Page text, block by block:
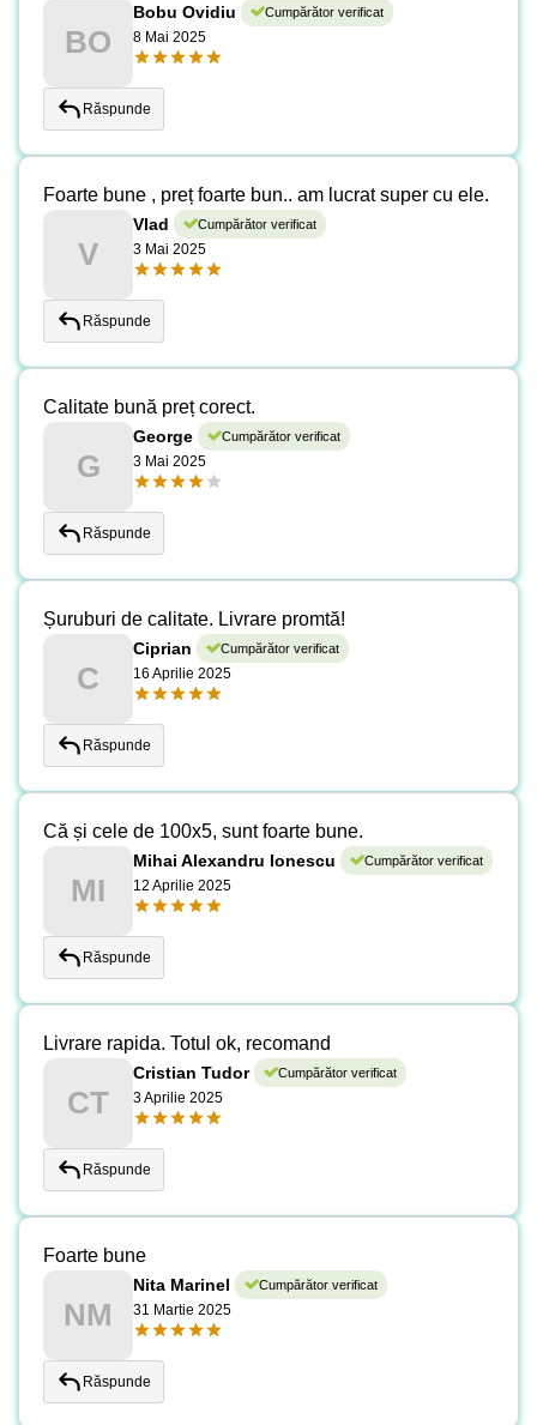
BO
Bobu Ovidiu Cumpărător verificat
8 Mai 2025
Răspunde
V
Vlad Cumpărător verificat
3 Mai 2025
Foarte bune , preț foarte bun.. am lucrat super cu ele.
Răspunde
G
George Cumpărător verificat
3 Mai 2025
Calitate bună preț corect.
Răspunde
C
Ciprian Cumpărător verificat
16 Aprilie 2025
Șuruburi de calitate. Livrare promtă!
Răspunde
MI
Mihai Alexandru Ionescu Cumpărător verificat
12 Aprilie 2025
Că și cele de 100x5, sunt foarte bune.
Răspunde
CT
Cristian Tudor Cumpărător verificat
3 Aprilie 2025
Livrare rapida. Totul ok, recomand
Răspunde
NM
Nita Marinel Cumpărător verificat
31 Martie 2025
Foarte bune
Răspunde